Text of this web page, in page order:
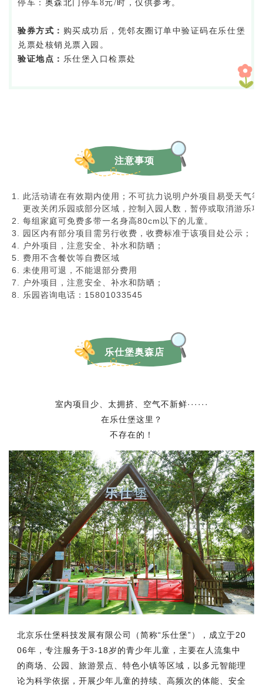
停车：奥森北门停车8元/时，仅供参考。
验券方式： 购买成功后，凭邻友圈订单中验证码在乐仕堡
兑票处核销兑票入园。
验证地点： 乐仕堡入口检票处
注意事项
此活动请在有效期内使用；不可抗力说明户外项目易受天气
更改关闭乐园或部分区域，控制入园人数，暂停或取消游乐项
每组家庭可免费多带一名身高80cm以下的儿童。
园区内有部分项目需另行收费，收费标准于该项目处公示；
户外项目，注意安全、补水和防晒；
费用不含餐饮等自费区域
未使用可退，不能退部分费用
户外项目，注意安全、补水和防晒；
乐园咨询电话：15801033545
乐仕堡奥森店
室内项目少、太拥挤、空气不新鲜······
在乐仕堡这里？
不存在的！
北京乐仕堡科技发展有限公司（简称“乐仕堡”），成立于20
06年，专注服务于3-18岁的青少年儿童，主要在人流集中
的商场、公园、旅游景点、特色小镇等区域，以多元智能理
论为科学依据，开展少年儿童的持续、高频次的体能、安全